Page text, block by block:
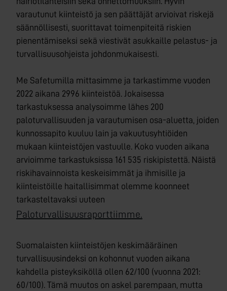
varautunut kiinteistö ja sen päättäjät arvioivat riskejä
säännöllisesti, suorittavat toimenpiteitä riskien
pienentämiseksi sekä viestivät asukkaille pelastus- ja
turvallisuusohjeista johdonmukaisesti.
Me Safetumilla mittasimme ja tarkastimme vuoden
2022 aikana 2996 kiinteistöä. Jokaisessa
tarkastuksessa analysoimme lähes 200
paloturvallisuuden ja varautumisen osa-aluetta, joiden
kunnossapito kuuluu lain ja vakuutusyhtiöiden
mukaan kiinteistöjen vastuulle. Koko vuoden aikana
arvioimme tarkastuksissa 161 535 riskipistettä. Näistä
riskihavainnoista keskeisimmät ja ihmisille ja
kiinteistöille haitallisimmat olemme koonneet
tarkasteltavaksi uuteen
Paloturvallisuusraporttiimme.
Suomalaisten kiinteistöjen keskimääräinen
turvallisuusindeksi on kohonnut vuoden aikana
kahdella pisteyksiköllä ollen 62/100 (vuonna 2021:
60/100). Tämä muutos on askel parempaan, mutta